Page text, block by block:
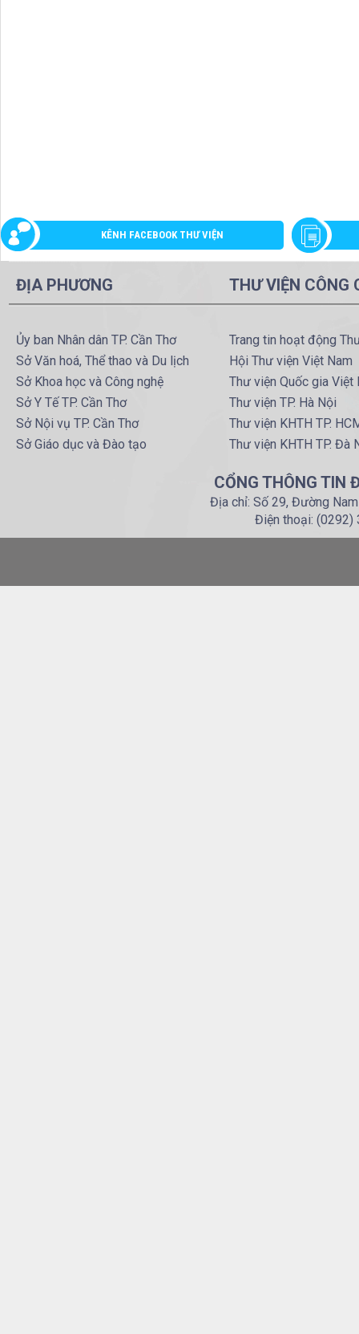
KÊNH FACEBOOK THƯ VIỆN
ĐỊA PHƯƠNG
Ủy ban Nhân dân TP. Cần Thơ
Sở Văn hoá, Thể thao và Du lịch
Sở Khoa học và Công nghệ
Sở Y Tế TP. Cần Thơ
Sở Nội vụ TP. Cần Thơ
Sở Giáo dục và Đào tạo
THƯ VIỆN CÔNG
Trang tin hoạt động
Hội Thư viện Việt Nam
Thư viện Quốc gia Việt
Thư viện TP. Hà Nội
Thư viện KHTH TP.
Thư viện KHTH TP. Đà
CỔNG THÔNG TIN
Địa chỉ: Số 29, Đường
Điện thoại: (0292)